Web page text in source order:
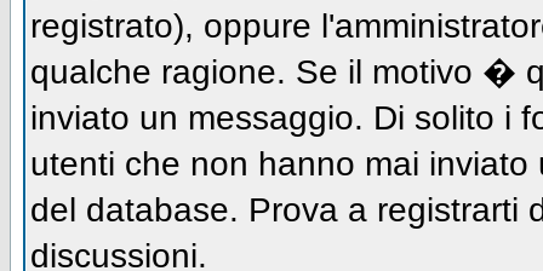
registrato), oppure
qualche ragione. Se il motivo �
inviato un messaggio. Di solito i
utenti che non hanno mai
del database. Prova a registrarti
discussioni.